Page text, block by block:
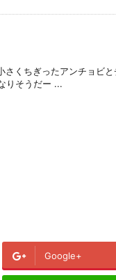
くちぎったアンチョビ
りそうだー ...
Google+